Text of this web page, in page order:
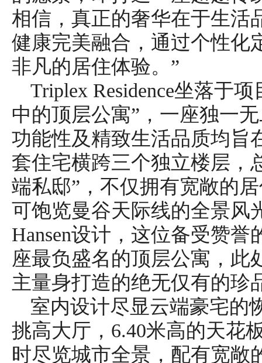
相信，真正的奢华在于生
健康完美融合，通过个性化
非凡的居住体验。”
Triplex Residence坐落于
中的顶层公寓”，一座独一
功能性及精致生活品质均旨
套住宅横跨三个独立楼层，
端私邸”，不仅拥有宽敞的
可饱览曼谷天际线的全景风
Hansen设计，这位备受赞
座最负盛名的顶层公寓，此
主量身打造的绝无仅有的珍
室内设计尽显云端豪宅的
挑高大厅，6.40米高的天花
时尽览城市全景，配有宽敞